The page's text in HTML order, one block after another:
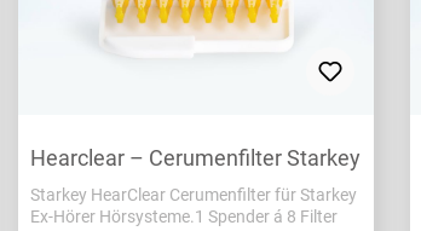
Hearclear – Cerumenfilter Starkey
Starkey HearClear Cerumenfilter für Starkey
Ex-Hörer Hörsysteme.1 Spender á 8 Filter